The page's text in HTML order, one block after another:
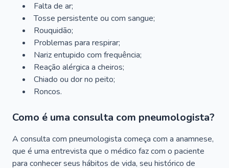
Falta de ar;
Tosse persistente ou com sangue;
Rouquidão;
Problemas para respirar;
Nariz entupido com frequência;
Reação alérgica a cheiros;
Chiado ou dor no peito;
Roncos.
Como é uma consulta com pneumologista?
A consulta com pneumologista começa com a anamnese,
que é uma entrevista que o médico faz com o paciente
para conhecer seus hábitos de vida, seu histórico de